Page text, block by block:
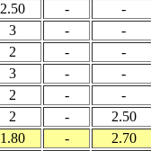
2.50 - -
3 - -
2 - -
3 - -
2 - -
2 - 2.50
1.80 - 2.70